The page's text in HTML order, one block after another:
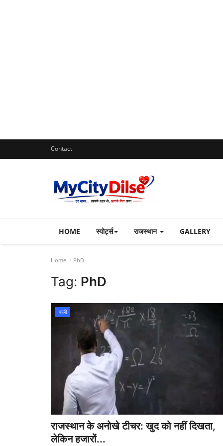
Contact
HOME स्पोर्ट्स राजस्थान GALLERY
Home PhD
Tag: PhD
पाली
राजस्थान के अनोखे टीचर: खुद को नहीं दिखता,
लेकिन हजारों...